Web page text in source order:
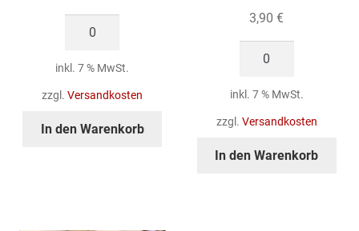
Wildschweinleberwurst
inkl. 7 % MwSt.
zzgl.Versandkosten
In den Warenkorb
3,90€
Erdbeer-
Menge
inkl. 7 % MwSt.
zzgl. Versandkosten
In den Warenkorb